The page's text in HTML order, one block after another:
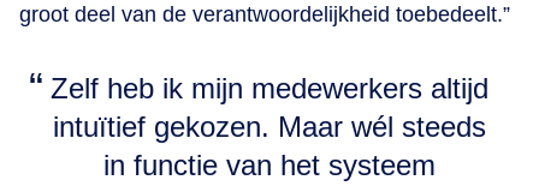
groot deel van de verantwoordelijkheid toebedeelt.”
Zelf heb ik mijn medewerkers altijd
intuïtief gekozen. Maar wél steeds
in functie van het systeem